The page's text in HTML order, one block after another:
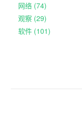
网络 (74)
观察 (29)
软件 (101)